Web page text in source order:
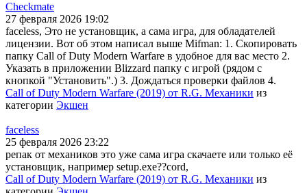
Checkmate
27 февраля 2026 19:02
faceless, Это не установщик, а сама игра, для обладателей
лицензии. Вот об этом написал выше Mifman: 1. Скопировать
папку Call of Duty Modern Warfare в удобное для вас место 2.
Указать в приложении Blizzard папку с игрой (рядом с
кнопкой "Установить".) 3. Дождаться проверки файлов 4.
Call of Duty Modern Warfare (2019) от R.G. Механики из
категории Экшен
faceless
25 февраля 2026 23:22
репак от механиков это уже сама игра скачаете или только её
установщик, например setup.exe??cord,
Call of Duty Modern Warfare (2019) от R.G. Механики из